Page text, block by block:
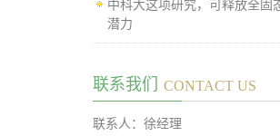
中科大这项研究，可释放全固
潜力
联系我们 CONTACT US
联系人：徐经理